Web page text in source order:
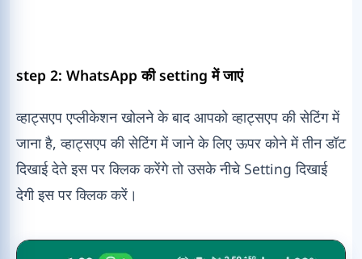
step 2: WhatsApp की setting में जाएं
व्हाट्सएप एप्लीकेशन खोलने के बाद आपको व्हाट्सएप की सेटिंग में
जाना है, व्हाट्सएप की सेटिंग में जाने के लिए ऊपर कोने में तीन डॉट
दिखाई देते इस पर क्लिक करेंगे तो उसके नीचे Setting दिखाई
देगी इस पर क्लिक करें।